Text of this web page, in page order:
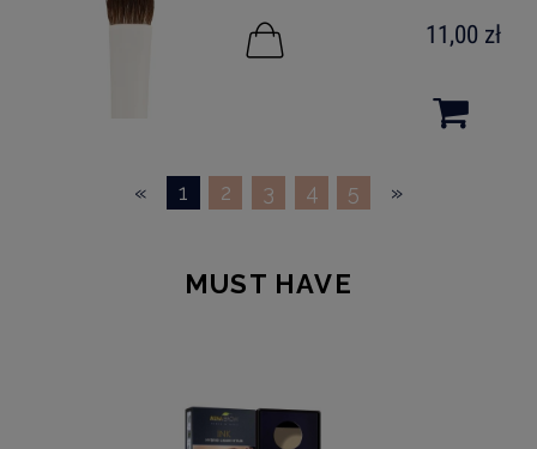
11,00 zł
« 1 2 3 4 5 »
MUST HAVE